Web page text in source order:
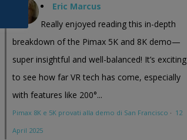
Eric Marcus
Really enjoyed reading this in-depth
breakdown of the Pimax 5K and 8K demo—
super insightful and well-balanced! It’s exciting
to see how far VR tech has come, especially
with features like 200°...
Pimax 8K e 5K provati alla demo di San Francisco · 12
April 2025